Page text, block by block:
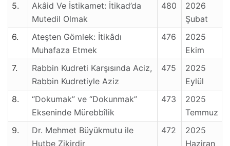
5.
Akâid Ve İstikamet: İtikad’da
Mutedil Olmak
480
2026
Şubat
6.
Ateşten Gömlek: İtikâdı
Muhafaza Etmek
476
2025
Ekim
7.
Rabbin Kudreti Karşısında Aciz,
Rabbin Kudretiyle Aziz
475
2025
Eylül
8.
“Dokumak” ve “Dokunmak”
Ekseninde Mürebbîlik
473
2025
Temmuz
9.
Dr. Mehmet Büyükmutu ile
Hutbe Zikirdir
472
2025
Haziran